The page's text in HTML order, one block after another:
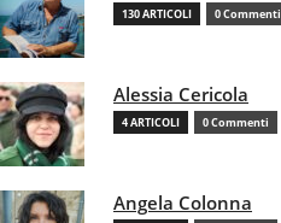
130 ARTICOLI 0 Commenti
Alessia Cericola
4 ARTICOLI 0 Commenti
Angela Colonna